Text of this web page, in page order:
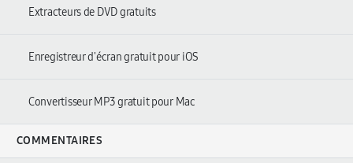
Extracteurs de DVD gratuits
Enregistreur d'écran gratuit pour iOS
Convertisseur MP3 gratuit pour Mac
COMMENTAIRES